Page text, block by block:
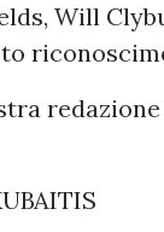
Will